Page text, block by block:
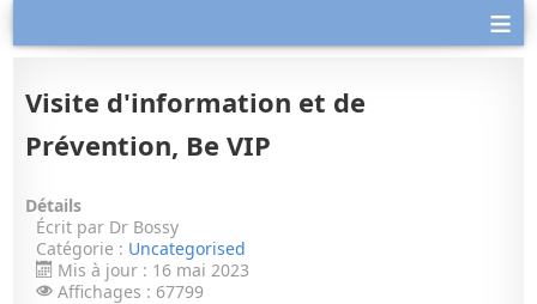
≡
Visite d'information et de
Prévention, Be VIP
Détails
Écrit par Dr Bossy
Catégorie : Uncategorised
Mis à jour : 16 mai 2023
Affichages : 67799